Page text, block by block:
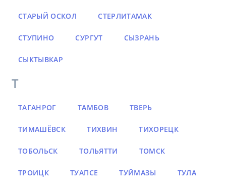
СТАРЫЙ ОСКОЛ СТЕРЛИТАМАК
СТУПИНО СУРГУТ СЫЗРАНЬ
СЫКТЫВКАР
Т
ТАГАНРОГ ТАМБОВ ТВЕРЬ
ТИМАШЁВСК ТИХВИН ТИХОРЕЦК
ТОБОЛЬСК ТОЛЬЯТТИ ТОМСК
ТРОИЦК ТУАПСЕ ТУЙМАЗЫ ТУЛА